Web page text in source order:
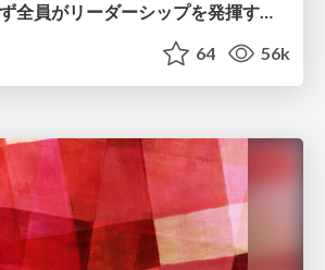
64 56k